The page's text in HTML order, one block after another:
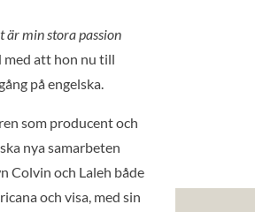
är min stora passion
med att hon nu till
på engelska.
som producent och
nya samarbeten
Colvin och Laleh både
och visa, med sin